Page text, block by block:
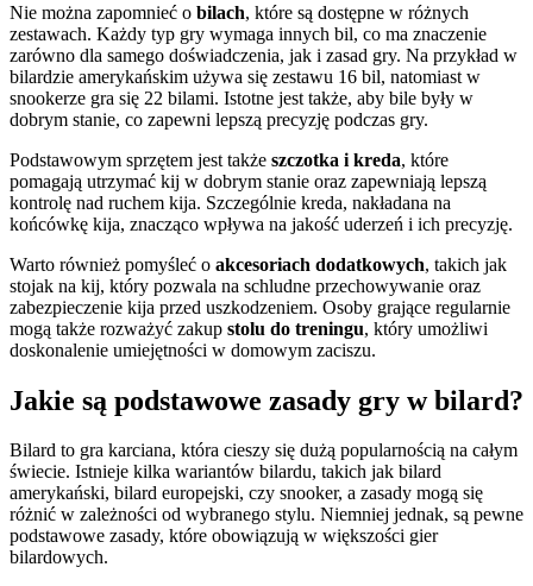
Nie można zapomnieć o bilach, które są dostępne w różnych
zestawach. Każdy typ gry wymaga innych bil, co ma znaczenie
zarówno dla samego doświadczenia, jak i zasad gry. Na przykład w
bilardzie amerykańskim używa się zestawu 16 bil, natomiast w
snookerze gra się 22 bilami. Istotne jest także, aby bile były w
dobrym stanie, co zapewni lepszą precyzję podczas gry.
Podstawowym sprzętem jest także szczotka i kreda, które
pomagają utrzymać kij w dobrym stanie oraz zapewniają lepszą
kontrolę nad ruchem kija. Szczególnie kreda, nakładana na
końcówkę kija, znacząco wpływa na jakość uderzeń i ich precyzję.
Warto również pomyśleć o akcesoriach dodatkowych, takich jak
stojak na kij, który pozwala na schludne przechowywanie oraz
zabezpieczenie kija przed uszkodzeniem. Osoby grające regularnie
mogą także rozważyć zakup stolu do treningu, który umożliwi
doskonalenie umiejętności w domowym zaciszu.
Jakie są podstawowe zasady gry w bilard?
Bilard to gra karciana, która cieszy się dużą popularnością na całym
świecie. Istnieje kilka wariantów bilardu, takich jak bilard
amerykański, bilard europejski, czy snooker, a zasady mogą się
różnić w zależności od wybranego stylu. Niemniej jednak, są pewne
podstawowe zasady, które obowiązują w większości gier
bilardowych.